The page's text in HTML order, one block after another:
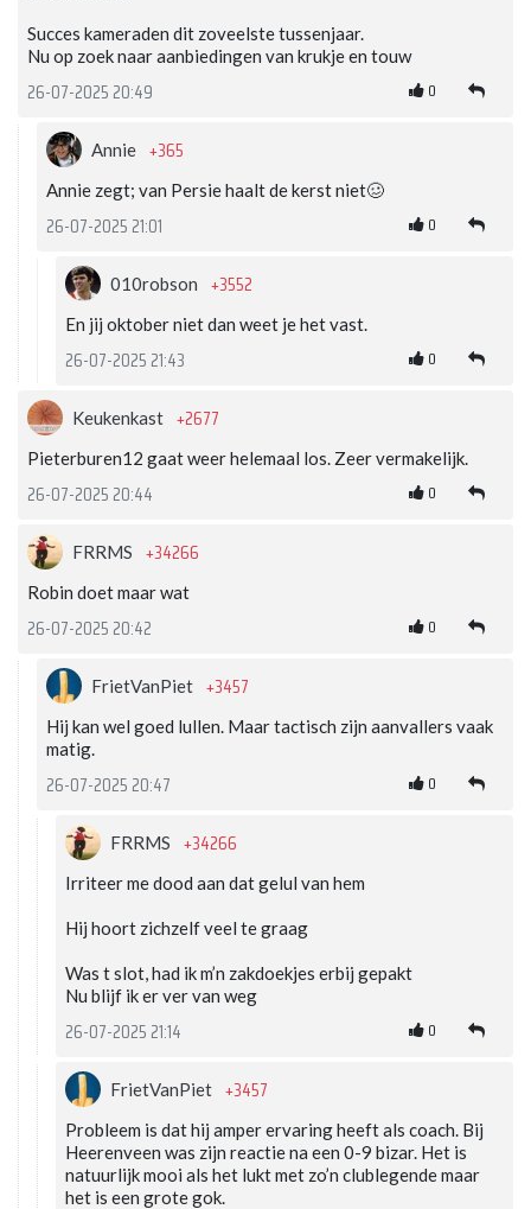
Succes kameraden dit zoveelste tussenjaar.
Nu op zoek naar aanbiedingen van krukje en touw
26-07-2025 20:49 0
Annie +365
Annie zegt; van Persie haalt de kerst niet🥴
26-07-2025 21:01 0
010robson +3552
En jij oktober niet dan weet je het vast.
26-07-2025 21:43 0
Keukenkast +2677
Pieterburen12 gaat weer helemaal los. Zeer vermakelijk.
26-07-2025 20:44 0
FRRMS +34266
Robin doet maar wat
26-07-2025 20:42 0
FrietVanPiet +3457
Hij kan wel goed lullen. Maar tactisch zijn aanvallers vaak
matig.
26-07-2025 20:47 0
FRRMS +34266
Irriteer me dood aan dat gelul van hem
Hij hoort zichzelf veel te graag
Was t slot, had ik m’n zakdoekjes erbij gepakt
Nu blijf ik er ver van weg
26-07-2025 21:14 0
FrietVanPiet +3457
Probleem is dat hij amper ervaring heeft als coach. Bij
Heerenveen was zijn reactie na een 0-9 bizar. Het is
natuurlijk mooi als het lukt met zo’n clublegende maar
het is een grote gok.